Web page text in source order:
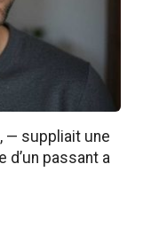
— suppliait une
d’un passant a